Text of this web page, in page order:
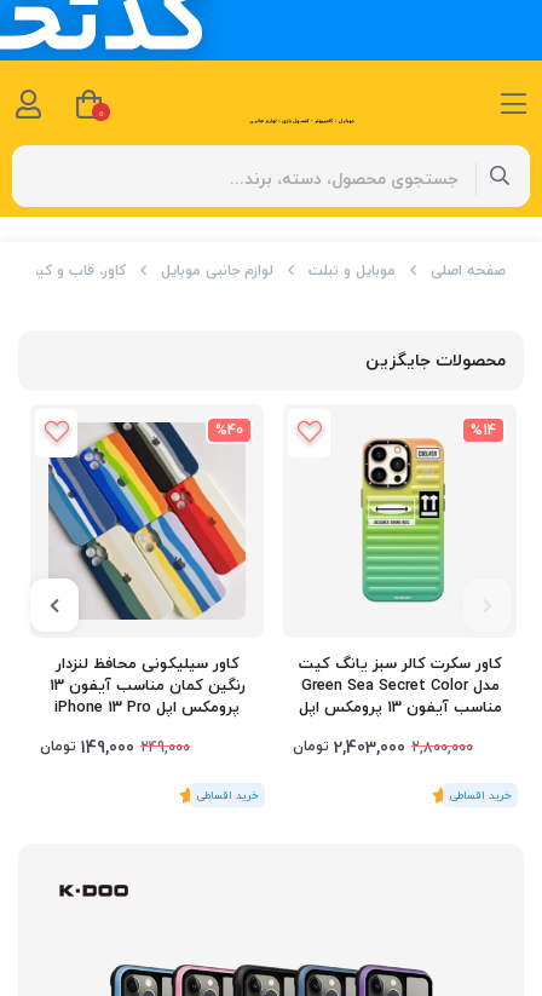
صفحه اصلی موبایل و تبلت لوازم جانبی موبایل کاور، قاب و کیف
محصولات جایگزین
%14
کاور سکرت کالر سبز یانگ کیت
مدل Green Sea Secret Color
مناسب آیفون 13 پرومکس اپل
2,800,000
2,403,000 تومان
(1رای)
5
%40
کاور سیلیکونی محافظ لنزدار
رنگین کمان مناسب آیفون 13
پرومکس اپل iPhone 13 Pro
249,000
149,000 تومان
(1رای)
5
0